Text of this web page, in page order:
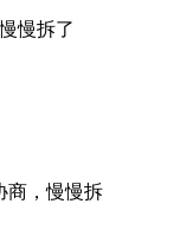
慢拆了
商，慢慢拆